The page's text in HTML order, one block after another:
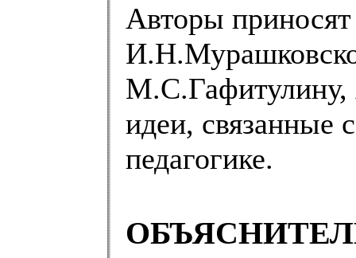
Авторы приносят
идеи, связанные
педагогике.